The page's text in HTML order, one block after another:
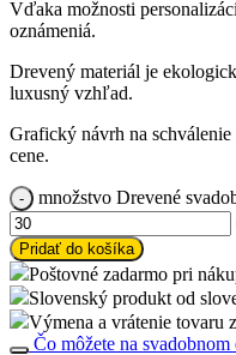
Vďaka možnosti
oznámeniá.
Drevený materiál je
luxusný vzhľad.
Grafický návrh na
cene.
množstvo Drevené
Pridať do košíka
Poštovné zadarmo pri
Slovenský produkt od
Výmena a vrátenie tovaru
Čo môžete na